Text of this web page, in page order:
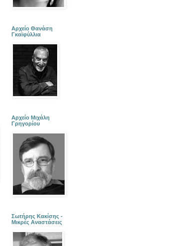
Αρχείο Θανάση
Γκαϊφύλλια
Αρχείο Μιχάλη
Γρηγορίου
Σωτήρης Κακίσης -
Μικρές Αναστάσεις